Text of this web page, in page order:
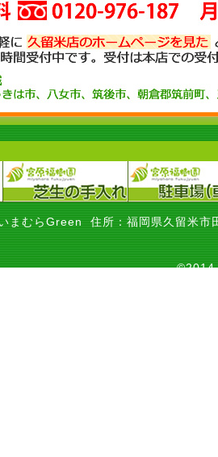
まむらGreen 住所：福岡県久留米
©2014